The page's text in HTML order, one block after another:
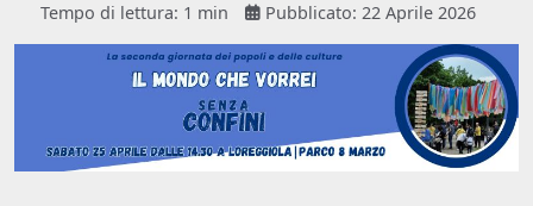
Tempo di lettura: 1 min
Pubblicato: 22 Aprile 2026